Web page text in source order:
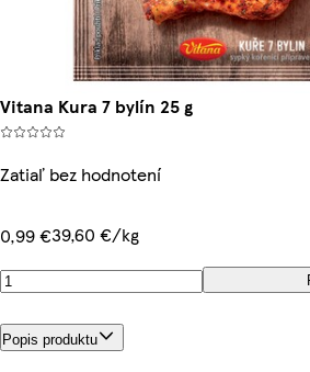
Vitana Kura 7 bylín 25 g
Zatiaľ bez hodnotení
0,99 €39,60 €/kg
Popis produktu